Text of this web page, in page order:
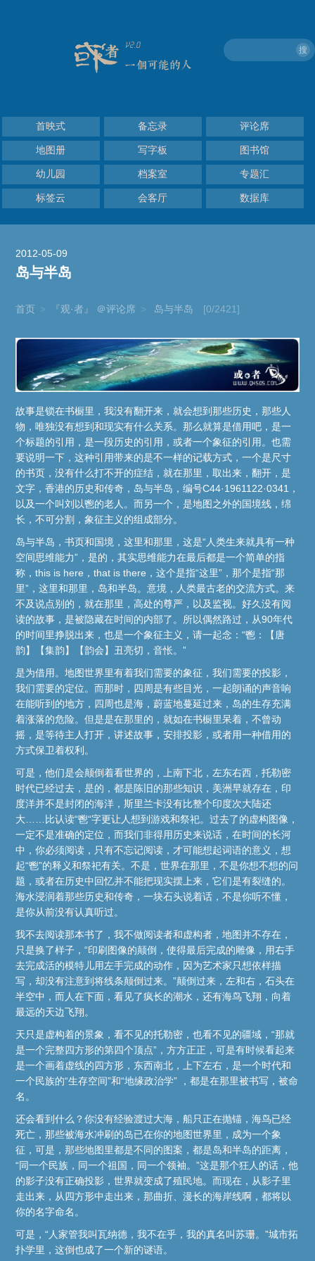
搜
首映式 备忘录 评论席
地图册 写字板 图书馆
幼儿园 档案室 专题汇
标签云 会客厅 数据库
2012-05-09
岛与半岛
首页 > 『观·者』 ＠评论席 > 岛与半岛 [0/2421]
故事是锁在书橱里，我没有翻开来，就会想到那些历史，那些人
物，唯独没有想到和现实有什么关系。那么就算是借用吧，是一
个标题的引用，是一段历史的引用，或者一个象征的引用。也需
要说明一下，这种引用带来的是不一样的记载方式，一个是尺寸
的书页，没有什么打不开的症结，就在那里，取出来，翻开，是
文字，香港的历史和传奇，岛与半岛，编号C44·1961122·0341，
以及一个叫刘以鬯的老人。而另一个，是地图之外的国境线，绵
长，不可分割，象征主义的组成部分。
岛与半岛，书页和国境，这里和那里，这是“人类生来就具有一种
空间思维能力”，是的，其实思维能力在最后都是一个简单的指
称，this is here，that is there，这个是指“这里”，那个是指“那
里”，这里和那里，岛和半岛。意境，人类最古老的交流方式。来
不及说点别的，就在那里，高处的尊严，以及监视。好久没有阅
读的故事，是被隐藏在时间的内部了。所以偶然路过，从90年代
的时间里挣脱出来，也是一个象征主义，请一起念：“鬯：【唐
韵】【集韵】【韵会】丑亮切，音怅。”
是为借用。地图世界里有着我们需要的象征，我们需要的投影，
我们需要的定位。而那时，四周是有些目光，一起朗诵的声音响
在能听到的地方，四周也是海，蔚蓝地蔓延过来，岛的生存充满
着涨落的危险。但是是在那里的，就如在书橱里呆着，不曾动
摇，是等待主人打开，讲述故事，安排投影，或者用一种借用的
方式保卫着权利。
可是，他们是会颠倒着看世界的，上南下北，左东右西，托勒密
时代已经过去，是的，都是陈旧的那些知识，美洲早就存在，印
度洋并不是封闭的海洋，斯里兰卡没有比整个印度次大陆还
大……比认读“鬯“字更让人想到游戏和祭祀。过去了的虚构图像，
一定不是准确的定位，而我们非得用历史来说话，在时间的长河
中，你必须阅读，只有不忘记阅读，才可能想起词语的意义，想
起“鬯”的释义和祭祀有关。不是，世界在那里，不是你想不想的问
题，或者在历史中回忆并不能把现实摆上来，它们是有裂缝的。
海水浸润着那些历史和传奇，一块石头说着话，不是你听不懂，
是你从前没有认真听过。
我不去阅读那本书了，我不做阅读者和虚构者，地图并不存在，
只是换了样子，“印刷图像的颠倒，使得最后完成的雕像，用右手
去完成活的模特儿用左手完成的动作，因为艺术家只想依样描
写，却没有注意到将线条颠倒过来。”颠倒过来，左和右，石头在
半空中，而人在下面，看见了疯长的潮水，还有海鸟飞翔，向着
最远的天边飞翔。
天只是虚构着的景象，看不见的托勒密，也看不见的疆域，“那就
是一个完整四方形的第四个顶点”，方方正正，可是有时候看起来
是一个画着虚线的四方形，东西南北，上下左右，是一个时代和
一个民族的“生存空间”和“地缘政治学” ，都是在那里被书写，被命
名。
还会看到什么？你没有经验渡过大海，船只正在抛锚，海鸟已经
死亡，那些被海水冲刷的岛已在你的地图世界里，成为一个象
征，可是，那些地图里都是不同的图案，都是岛和半岛的距离，
“同一个民族，同一个祖国，同一个领袖。”这是那个狂人的话，他
的影子没有正确投影，世界就变成了殖民地。而现在，从影子里
走出来，从四方形中走出来，那曲折、漫长的海岸线啊，都将以
你的名字命名。
可是，“人家管我叫瓦纳德，我不在乎，我的真名叫苏珊。”城市拓
扑学里，这倒也成了一个新的谜语。